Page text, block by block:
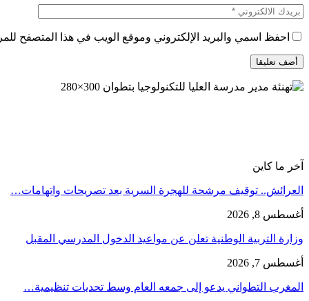
احفظ اسمي والبريد الإلكتروني وموقع الويب في هذا المتصفح
آخر ما كاين
العرائش.. توقيف مرشحة للهجرة السرية بعد تصريحات واتهامات…
أغسطس 8, 2026
وزارة التربية الوطنية تعلن عن مواعيد الدخول المدرسي المقبل
أغسطس 7, 2026
المغرب التطواني يدعو إلى جمعه العام وسط تحديات تنظيمية…